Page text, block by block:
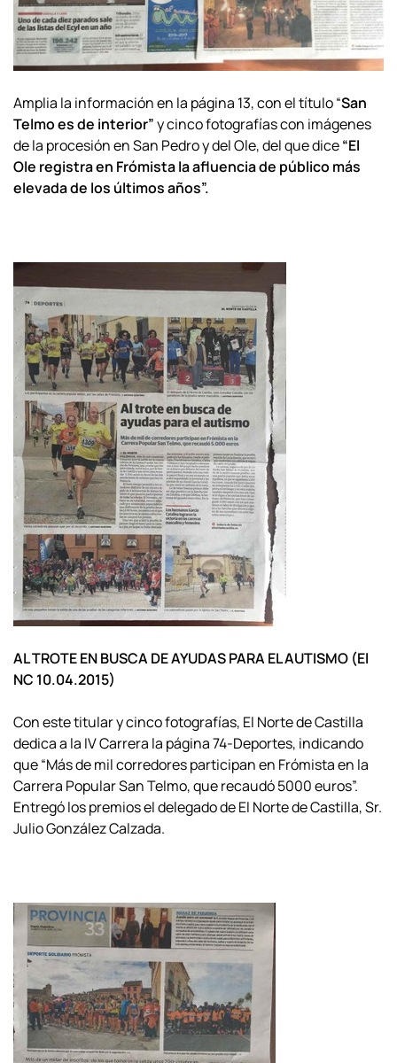
Amplia la información en la página 13, con el título “San
Telmo es de interior”y cinco fotografías con imágenes
de la procesión en San Pedro y del Ole, del que dice“El
Ole registra en Frómista la afluencia de público más
elevada de los últimos años”.
AL TROTE EN BUSCA DE AYUDAS PARA EL AUTISMO (El
NC 10.04.2015)
Con este titular y cinco fotografías, El Norte de Castilla
dedica a la IV Carrera la página 74-Deportes, indicando
que “Más de mil corredores participan en Frómista en la
Carrera Popular San Telmo, que recaudó 5000 euros”.
Entregó los premios el delegado de El Norte de Castilla, Sr.
Julio González Calzada.